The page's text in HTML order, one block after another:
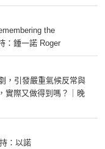
the
：鍾一諾 Roger
，引發嚴重氣候反常與
實際又做得到嗎？｜晚
：以諾